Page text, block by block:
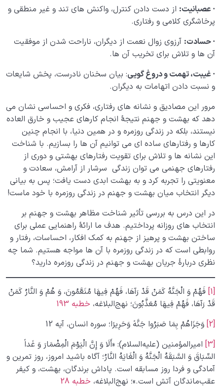
· عصبانیت: از دست دادن کنترل، واکنش های تند و غیر منطقی و
پرخاشگری کلامی و رفتاری.
·حسادت: آرزوی زوال نعمت از دیگران، ناراحت شدن از موفقیت
آن ها و تلاش برای تخریب آن ها.
· غیبت، تهمت و دروغ گویی: بیان سخنان نادرست، پخش شایعات
و نسبت دادن اتهامات به دیگران.
مرور این مصادیق و نشانه های رفتاری، فکری و احساسی نشان می
دهد که بهشت و جهنم نتیجۀ انجام کارهای عجیب و خارق العاده
نیستند، بلکه در زندگی روزمره و در همین دنیا، با انجام چنین
کارها و رفتارهای ساده ای می توانیم آن ها را بسازیم. با شناخت
این نشانه ها و تلاش برای تقویت رفتارهای بهشتی و دوری از
رفتارهای جهنمی می توان زندگی سرشار از آرامش، سعادت و
معنویتی را تجربه کرد و به بهشت ابدی دست یافت؛ پس به بیانی
دیگر انتخاب میان بهشت و جهنم در زندگی روزمره با خود ماست!
در این درس به بررسی تأثیر شناخت مظاهر بهشت و جهنم بر
انتخاب های روزانه پرداختیم. هدف ما ارائۀ راهنمایی عملی برای
ساختن بهشت و پرهیز از جهنم به کمک افکار، احساسات، رفتار و
روابطی است که در زندگی روزمره با آن ها مواجه هستیم. شما چه
نظری دربارۀ جریان بهشت و جهنم در زندگی روزمره دارید؟
[1]
فَهُمْ وَ الْجَنَّهُ کَمَنْ قَدْ رَآهَا، فَهُمْ فِیهَا مُنَعَّمُونَ، وَ هُمْ وَ النَّارُ کَمَنْ
قَدْ رَآهَا، فَهُمْ فِیهَا مُعَذَّبُونَ؛ نهج‌البلاغه، خطبه 193
[2]
وَجَزَاهُمْ بِمَا صَبَرُوا جَنَّهً وَحَرِیرًا؛ سوره انسان، آیه 12
[3]
امیرالمؤمنین (علیه‌السلام): «أَلَا وَ إِنَّ الْیَوْمَ الْمِضْمَارَ وَ غَداً
السِّبَاقَ وَ السَّبَقَهُ الْجَنَّهُ وَ الْغَایَهُ النَّارُ؛ آگاه باشید امروز، روز تمرین و
آمادگى و فردا روز مسابقه است. پاداش برندگان، بهشت، و کیفر
عقب‌ماندگان آتش است.»؛ نهج‌البلاغه، خطبه 28